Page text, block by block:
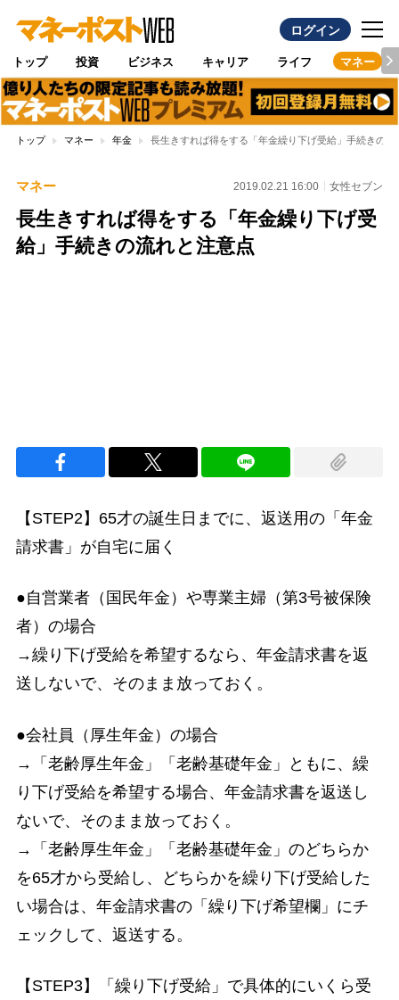
ログイン
トップ 投資 ビジネス キャリア ライフ マネー
トップ マネー 年金 長生きすれば得をする「年金繰り下げ受給」手続きの流
マネー 2019.02.21 16:00 女性セブン
長生きすれば得をする「年金繰り下げ受
給」手続きの流れと注意点
【STEP2】65才の誕生日までに、返送用の「年金
請求書」が自宅に届く
●自営業者（国民年金）や専業主婦（第3号被保険
者）の場合
→繰り下げ受給を希望するなら、年金請求書を返
送しないで、そのまま放っておく。
●会社員（厚生年金）の場合
→「老齢厚生年金」「老齢基礎年金」ともに、繰
り下げ受給を希望する場合、年金請求書を返送し
ないで、そのまま放っておく。
→「老齢厚生年金」「老齢基礎年金」のどちらか
を65才から受給し、どちらかを繰り下げ受給した
い場合は、年金請求書の「繰り下げ希望欄」にチ
ェックして、返送する。
【STEP3】「繰り下げ受給」で具体的にいくら受